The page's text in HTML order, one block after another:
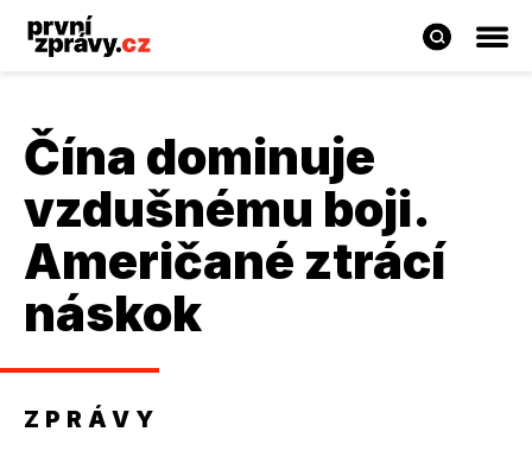
Čína dominuje
vzdušnému boji.
Američané ztrácí
náskok
ZPRÁVY